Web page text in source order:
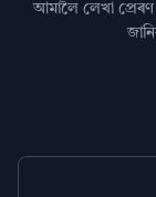
আমালৈ লেখা প্ৰেৰণ